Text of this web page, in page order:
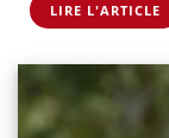
LIRE L'ARTICLE